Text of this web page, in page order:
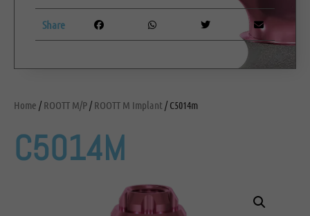
Home /ROOTT M/P/ROOTT M Implant / C5014m
C5014M
Share